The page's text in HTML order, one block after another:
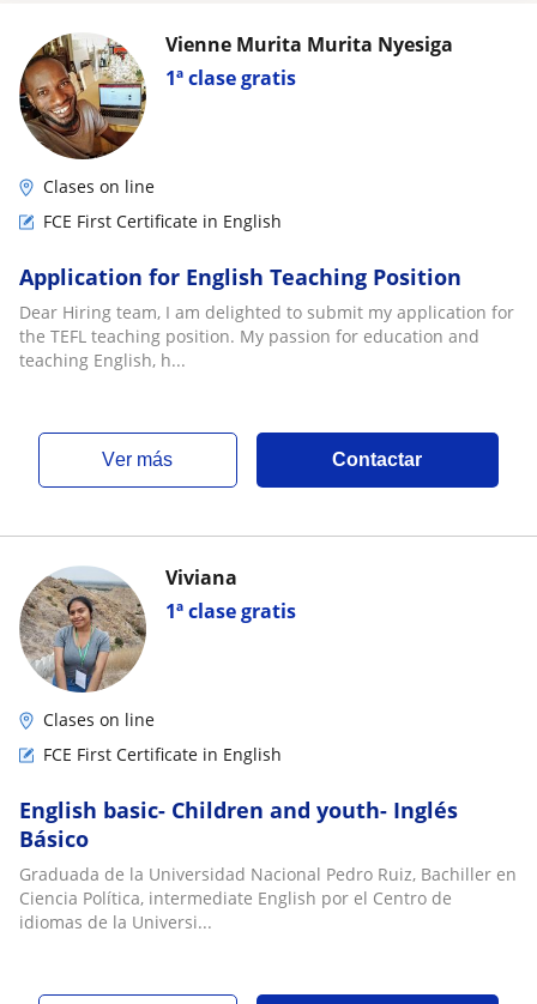
1ª clase gratis
Vienne Murita Murita Nyesiga
Clases on line
FCE First Certificate in English
Application for English Teaching Position
Dear Hiring team, I am delighted to submit my application for
the TEFL teaching position. My passion for education and
teaching English, h...
ver más Contactar
1ª clase gratis
Viviana
Clases on line
FCE First Certificate in English
English basic- Children and youth- Inglés
Básico
Graduada de la Universidad Nacional Pedro Ruiz, Bachiller en
Ciencia Política, intermediate English por el Centro de
idiomas de la Universi...